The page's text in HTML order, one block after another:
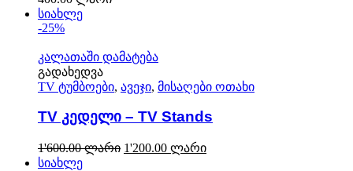
სიახლე
-25%
კალათაში დამატება
გადახედვა
TV ტუმბოები, ავეჯი, მისაღები ოთახი
TV კედელი – TV Stands
1'600.00ლარი 1'200.00 ლარი
სიახლე